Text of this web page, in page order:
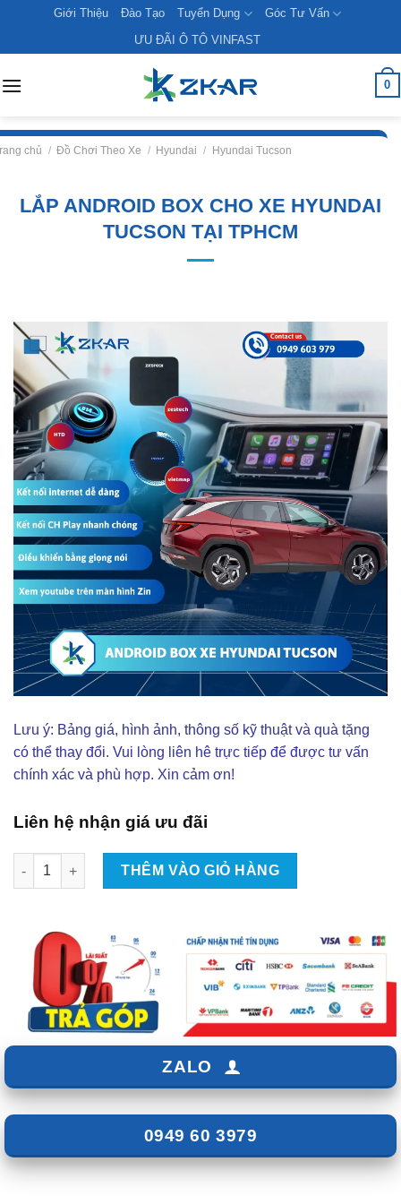
content
Giới Thiệu Đào Tạo Tuyển Dụng
Góc Tư Vấn
ƯU ĐÃI Ô TÔ VINFAST
0
chủ / Đồ Chơi Theo Xe / Hyundai / Hyundai Tucson
LẮP ANDROID BOX CHO XE HYUNDAI
TUCSON TẠI TPHCM
Lưu ý: Bảng giá, hình ảnh, thông số kỹ thuật và quà tặng
có thể thay đổi. Vui lòng liên hê trực tiếp để được tư vấn
chính xác và phù hợp. Xin cảm ơn!
Liên hệ nhận giá ưu đãi
Lắp Android Box Cho Xe Hyundai Tucson Tại TpHCM số lượng
THÊM VÀO GIỎ HÀNG
ZALO
0949 60 3979